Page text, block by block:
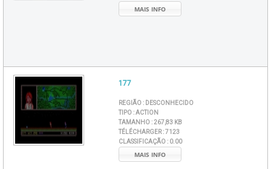
MAIS INFO
177
REGIÃO : DESCONHECIDO
TIPO :ACTION
TAMANHO :267,83 KB
TÉLÉCHARGER :7123
CLASSIFICAÇÃO : 0.00
MAIS INFO